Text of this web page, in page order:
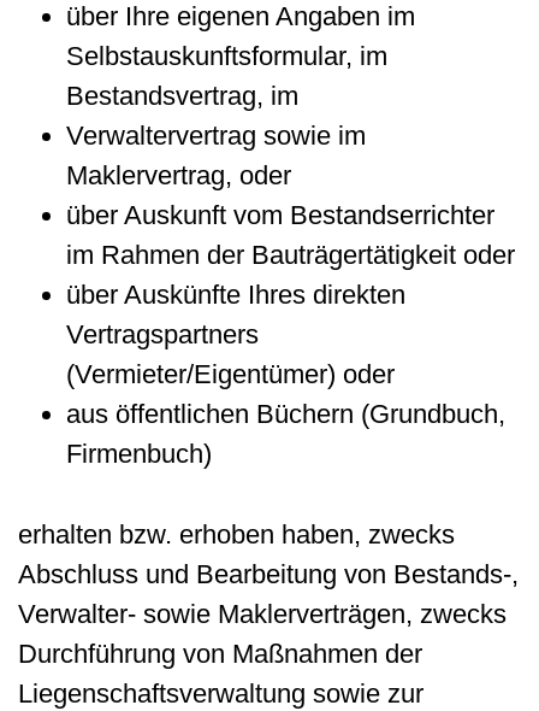
über Ihre eigenen Angaben im
Selbstauskunftsformular, im
Bestandsvertrag, im
Verwaltervertrag sowie im
Maklervertrag, oder
über Auskunft vom Bestandserrichter
im Rahmen der Bauträgertätigkeit oder
über Auskünfte Ihres direkten
Vertragspartners
(Vermieter/Eigentümer) oder
aus öffentlichen Büchern (Grundbuch,
Firmenbuch)
erhalten bzw. erhoben haben, zwecks
Abschluss und Bearbeitung von Bestands-,
Verwalter- sowie Maklerverträgen, zwecks
Durchführung von Maßnahmen der
Liegenschaftsverwaltung sowie zur